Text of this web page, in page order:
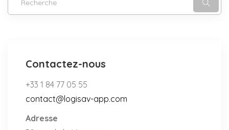
Contactez-nous
+33 1 84 77 05 55
contact@logisav-app.com
Adresse